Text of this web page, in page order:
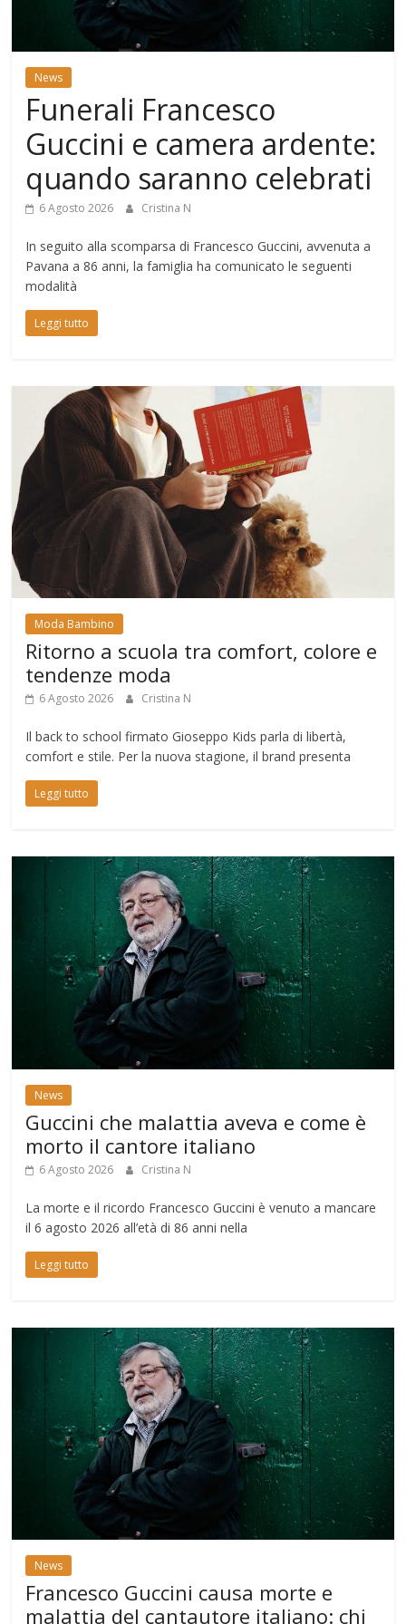
News
Funerali Francesco
Guccini e camera ardente:
quando saranno celebrati
6 Agosto 2026 Cristina N
In seguito alla scomparsa di Francesco Guccini, avvenuta a
Pavana a 86 anni, la famiglia ha comunicato le seguenti
modalità
Leggi tutto
Moda Bambino
Ritorno a scuola tra comfort, colore e
tendenze moda
6 Agosto 2026 Cristina N
Il back to school firmato Gioseppo Kids parla di libertà,
comfort e stile. Per la nuova stagione, il brand presenta
Leggi tutto
News
Guccini che malattia aveva e come è
morto il cantore italiano
6 Agosto 2026 Cristina N
La morte e il ricordo Francesco Guccini è venuto a mancare
il 6 agosto 2026 all’età di 86 anni nella
Leggi tutto
News
Francesco Guccini causa morte e
malattia del cantautore italiano: chi